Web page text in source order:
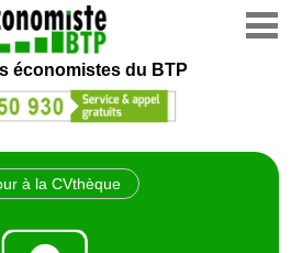
économistes du BTP
à la CVthèque